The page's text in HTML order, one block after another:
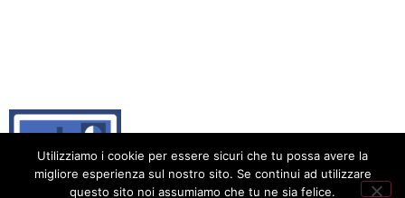
Utilizziamo i cookie per essere sicuri che tu possa avere la
migliore esperienza sul nostro sito. Se continui ad utilizzare
questo sito noi assumiamo che tu ne sia felice.